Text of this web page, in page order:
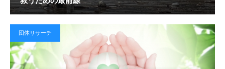
団体リサーチ